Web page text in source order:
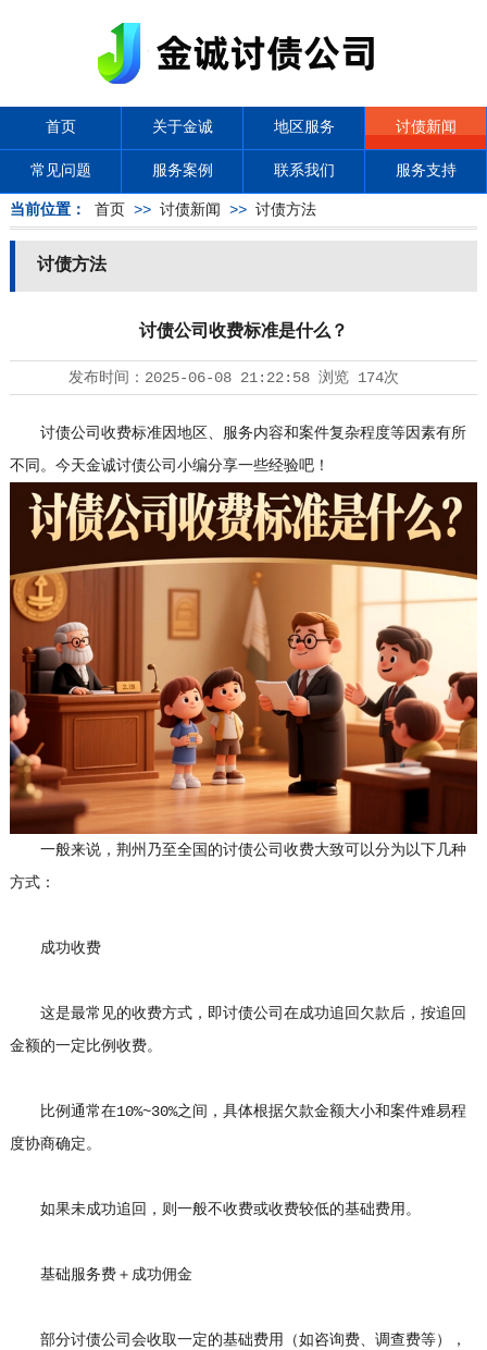
首页 关于金诚 地区服务 讨债新闻
常见问题 服务案例 联系我们 服务支持
当前位置： 首页 >> 讨债新闻 >> 讨债方法
讨债方法
讨债公司收费标准是什么？
发布时间： 2025-06-08 21:22:58浏览 174次
讨债公司 收费标准因地区、服务内容和案件复杂程度等因素有所
不同。今天金诚讨债公司小编分享一些经验吧！
一般来说，荆州乃至全国的讨债公司收费大致可以分为以下几种
方式：
成功收费
这是最常见的收费方式，即讨债公司在成功追回欠款后，按追回
金额的一定比例收费。
比例通常在10%~30%之间，具体根据欠款金额大小和案件难易程
度协商确定。
如果未成功追回，则一般不收费或收费较低的基础费用。
基础服务费＋成功佣金
部分讨债公司会收取一定的基础费用（如咨询费、调查费等），